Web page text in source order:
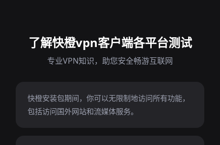
了解快橙vpn客户端各平台测试
专业VPN知识，助您安全畅游互联网
快橙安装包期间，你可以无限制地访问所有功能，
包括访问国外网站和流媒体服务。